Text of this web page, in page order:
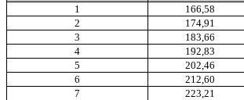
1
166,58
2
174,91
3
183,66
4
192,83
5
202,46
6
212,60
7
223,21